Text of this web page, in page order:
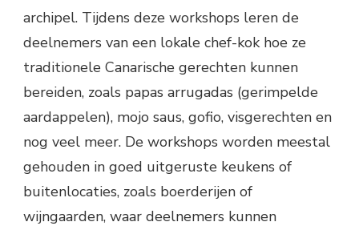
archipel. Tijdens deze workshops leren de
deelnemers van een lokale chef-kok hoe ze
traditionele Canarische gerechten kunnen
bereiden, zoals papas arrugadas (gerimpelde
aardappelen), mojo saus, gofio, visgerechten en
nog veel meer. De workshops worden meestal
gehouden in goed uitgeruste keukens of
buitenlocaties, zoals boerderijen of
wijngaarden, waar deelnemers kunnen